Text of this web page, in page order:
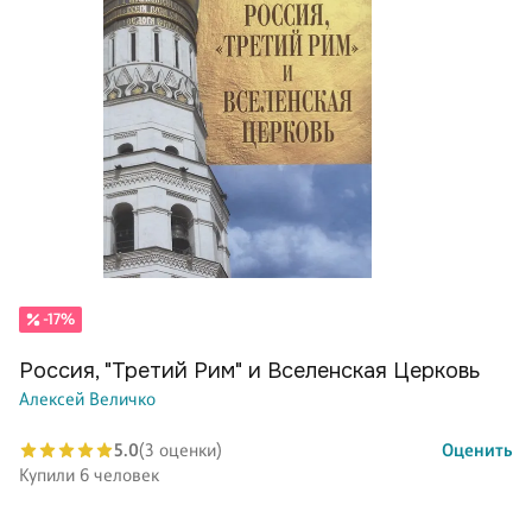
-17%
Россия, "Третий Рим" и Вселенская Церковь
Алексей Величко
5.0(3 оценки)
Оценить
Купили 6 человек